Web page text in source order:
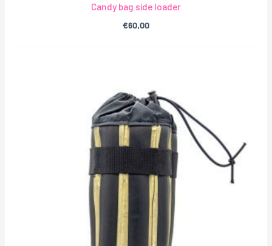
Candy bag side loader
€60,00